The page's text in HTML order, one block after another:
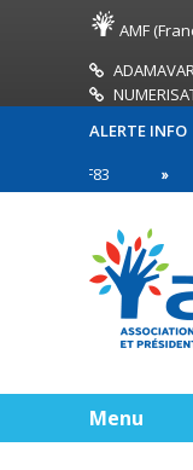
AMF
ALERTE INFO
première ligne
Menu